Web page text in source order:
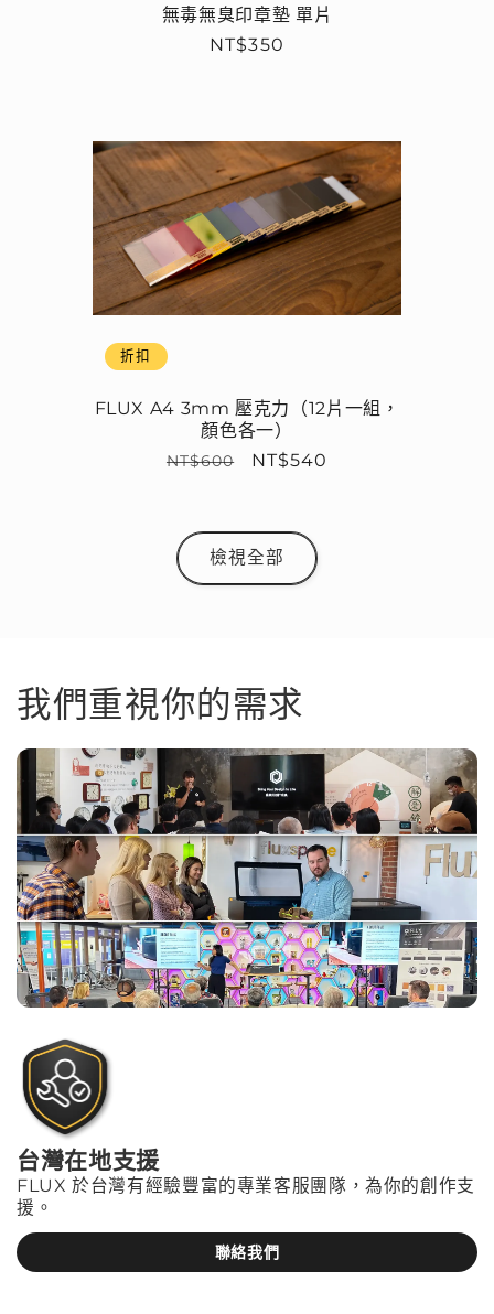
無毒無臭印章墊 單片
定
NT$350
折扣
FLUX A4 3mm 壓克力（12片一組，
顏色各一）
定
NT$600
售
NT$540
檢視全部
我們重視你的需求
台灣在地支援
FLUX 於台灣有經驗豐富的專業客服團隊，為你的創作支
援。
聯絡我們